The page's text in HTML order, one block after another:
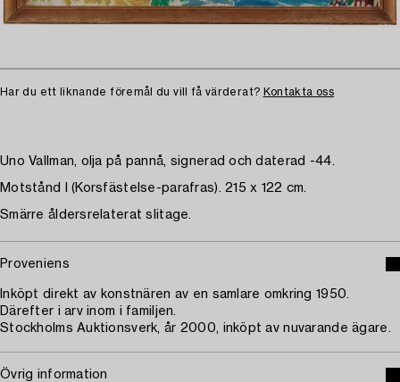
Har du ett liknande föremål du vill få värderat? Kontakta oss
Uno Vallman, olja på pannå, signerad och daterad -44.
Motstånd I (Korsfästelse-parafras). 215 x 122 cm.
Smärre åldersrelaterat slitage.
Proveniens
Inköpt direkt av konstnären av en samlare omkring 1950.
Därefter i arv inom i familjen.
Stockholms Auktionsverk, år 2000, inköpt av nuvarande ägare.
Övrig information